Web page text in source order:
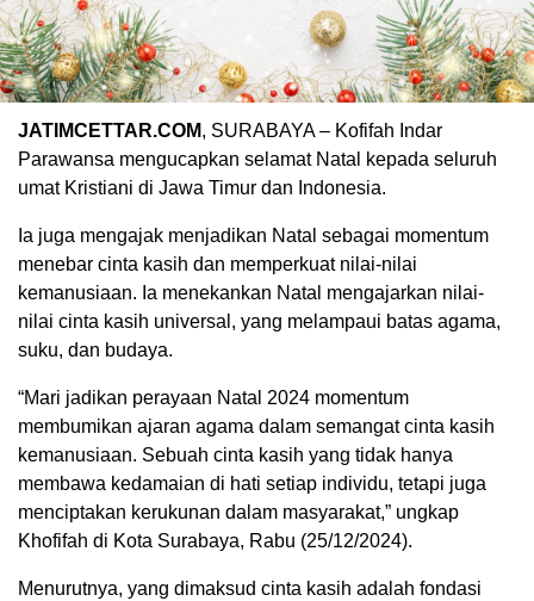
JATIMCETTAR.COM, SURABAYA – Kofifah Indar
Parawansa mengucapkan selamat Natal kepada seluruh
umat Kristiani di Jawa Timur dan Indonesia.
Ia juga mengajak menjadikan Natal sebagai momentum
menebar cinta kasih dan memperkuat nilai-nilai
kemanusiaan. Ia menekankan Natal mengajarkan nilai-
nilai cinta kasih universal, yang melampaui batas agama,
suku, dan budaya.
“Mari jadikan perayaan Natal 2024 momentum
membumikan ajaran agama dalam semangat cinta kasih
kemanusiaan. Sebuah cinta kasih yang tidak hanya
membawa kedamaian di hati setiap individu, tetapi juga
menciptakan kerukunan dalam masyarakat,” ungkap
Khofifah di Kota Surabaya, Rabu (25/12/2024).
Menurutnya, yang dimaksud cinta kasih adalah fondasi